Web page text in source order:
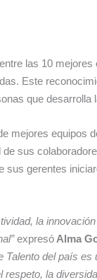
las 10
Este
que desarrolla
mejores
sus
gerentes
la
expresó Alma
del país
la